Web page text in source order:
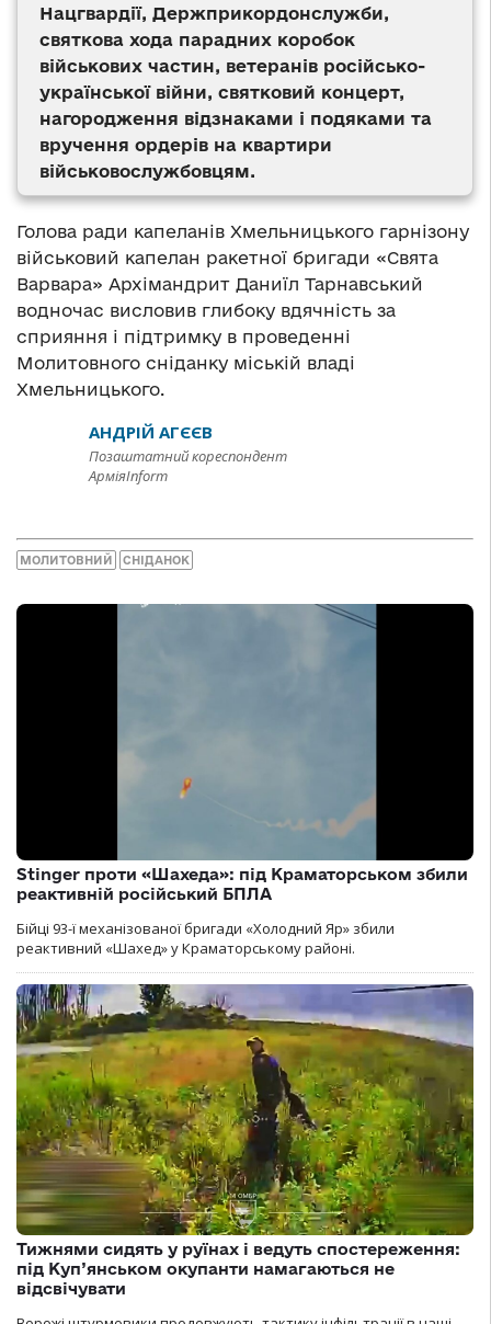
Нацгвардії, Держприкордонслужби,
святкова хода парадних коробок
військових частин, ветеранів російсько-
української війни, святковий концерт,
нагородження відзнаками і подяками та
вручення ордерів на квартири
військовослужбовцям.
Голова ради капеланів Хмельницького гарнізону
військовий капелан ракетної бригади «Свята
Варвара» Архімандрит Даниїл Тарнавський
водночас висловив глибоку вдячність за
сприяння і підтримку в проведенні
Молитовного сніданку міській владі
Хмельницького.
АНДРІЙ АГЄЄВ
Позаштатний кореспондент
АрміяInform
МОЛИТОВНИЙ СНІДАНОК
Stinger проти «Шахеда»: під Краматорськом збили
реактивній російський БПЛА
Бійці 93-ї механізованої бригади «Холодний Яр» збили
реактивний «Шахед» у Краматорському районі.
Тижнями сидять у руїнах і ведуть спостереження:
під Куп’янськом окупанти намагаються не
відсвічувати